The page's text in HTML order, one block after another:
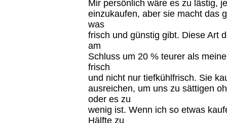
Mir persönlich wäre es zu lästig,
einzukaufen, aber sie macht das
was
frisch und günstig gibt. Diese Art
am
Schluss um 20 % teurer als
frisch
und nicht nur tiefkühlfrisch. Sie
ausreichen, um uns zu sättigen
oder es zu
wenig ist. Wenn ich so etwas
Hälfte zu